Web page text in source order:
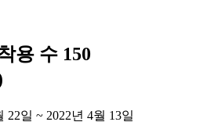
용 수 150
22일 ~ 2022년 4월 13일